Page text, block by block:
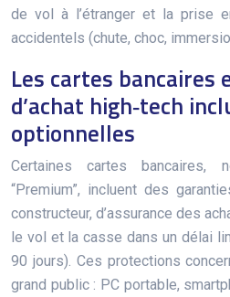
de vol à l’étranger et la prise
accidentels (chute, choc,
Les cartes bancaires
d’achat high‑tech
optionnelles
Certaines cartes bancaires,
“Premium”, incluent des
constructeur, d’assurance des
le vol et la casse dans un délai
90 jours). Ces protections
grand public : PC portable,